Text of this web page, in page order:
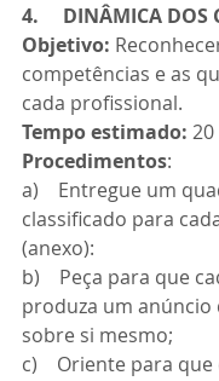
4.     DINÂMICA
Objetivo:
competências e as
cada profissional.
Tempo estimado:
Procedimentos:
a)    Entregue um
classificado para
(anexo):
b)    Peça para que
produza um anúncio
sobre si mesmo;
c)    Oriente para